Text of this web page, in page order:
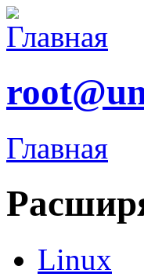
Главная
Linux